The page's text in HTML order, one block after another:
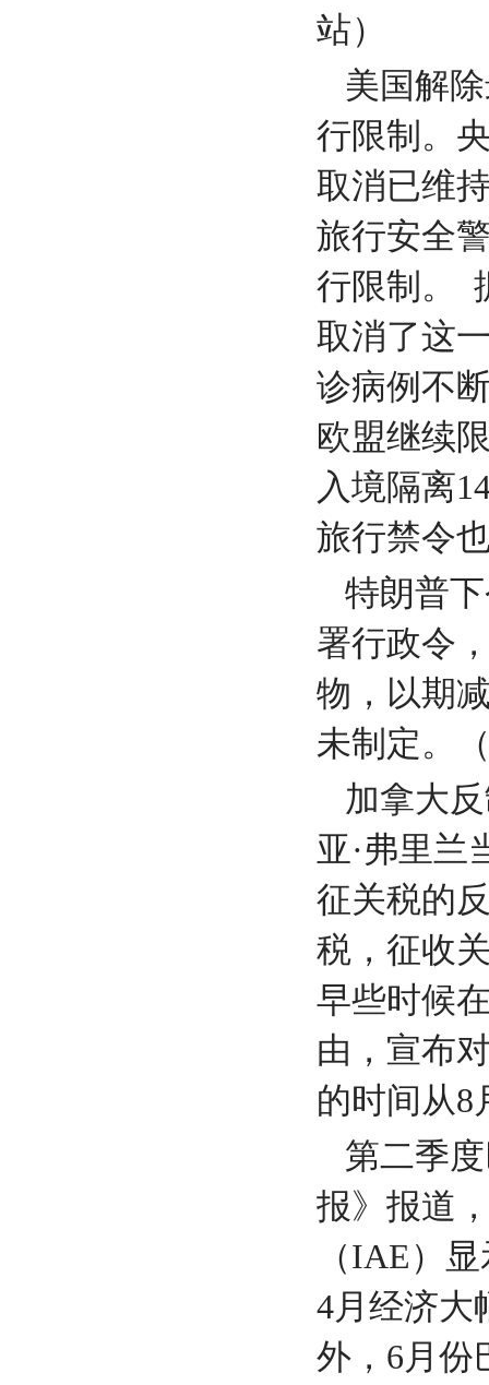
站）
美国解
行限制。
取消已维
旅行安全
行限制。
取消了这
诊病例不
欧盟继续
入境隔离
旅行禁令
特朗普
署行政令
物，以期
未制定。
加拿大
亚·弗里兰
征关税的
税，征收
早些时候
由，宣布
的时间从8
第二季
报》报道
（IAE）
4月经济大
外，6月份